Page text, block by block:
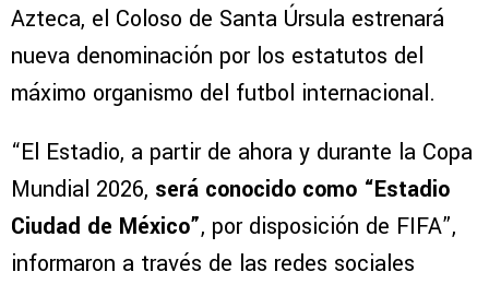
Azteca, el Coloso de Santa Úrsula estrenará
nueva denominación por los estatutos del
máximo organismo del futbol internacional.
“El Estadio, a partir de ahora y durante la Copa
Mundial 2026, será conocido como “Estadio
Ciudad de México”, por disposición de FIFA”,
informaron a través de las redes sociales